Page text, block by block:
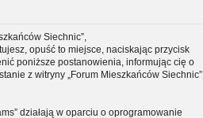
Siechnic”,
opuść to miejsce, naciskając przycisk
poniższe postanowienia, informując cię o
z witryny „Forum Mieszkańców Siechnic”
działają w oparciu o oprogramowanie